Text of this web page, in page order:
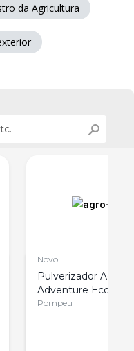
da Agricultura
Novo
Pulverizador
Adventure Eco 600
Pastagens De 600
Pompeu